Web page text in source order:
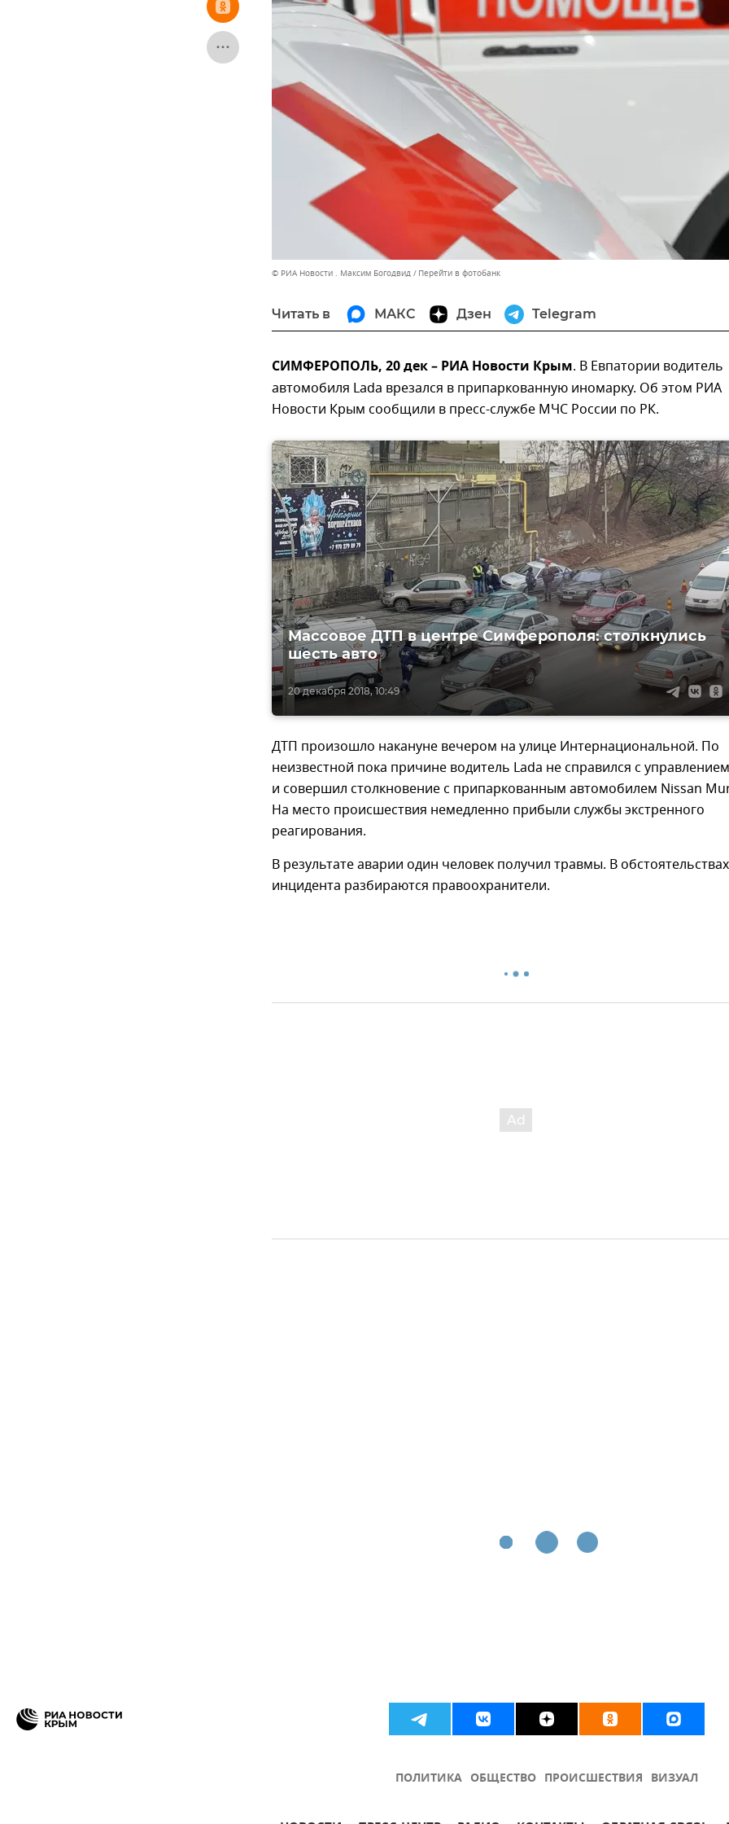
© РИА Новости . Максим Богодвид Перейти в фотобанк
Читать в МАКС Дзен Telegram
СИМФЕРОПОЛЬ, 20 дек – РИА Новости Крым. В Евпатории водитель
автомобиля Lada врезался в припаркованную иномарку. Об этом РИА
Новости Крым сообщили в пресс-службе МЧС России по РК.
20 декабря 2018, 10:49
Массовое ДТП в центре Симферополя: столкнулись
шесть авто
ДТП произошло накануне вечером на улице Интернациональной. По
неизвестной пока причине водитель Lada не справился с управлением
и совершил столкновение с припаркованным автомобилем Nissan
На место происшествия немедленно прибыли службы экстренного
реагирования.
В результате аварии один человек получил травмы. В обстоятельствах
инцидента разбираются правоохранители.
ПОЛИТИКА ОБЩЕСТВО ПРОИСШЕСТВИЯ ВИЗУАЛ